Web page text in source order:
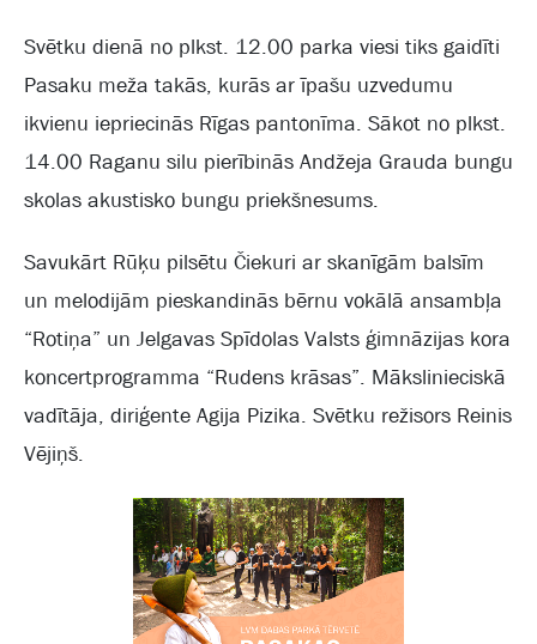
Svētku dienā no plkst. 12.00 parka viesi tiks gaidīti
Pasaku meža takās, kurās ar īpašu uzvedumu
ikvienu iepriecinās Rīgas pantonīma. Sākot no plkst.
14.00 Raganu silu pierībinās Andžeja Grauda bungu
skolas akustisko bungu priekšnesums.
Savukārt Rūķu pilsētu Čiekuri ar skanīgām balsīm
un melodijām pieskandinās bērnu vokālā ansambļa
“Rotiņa” un Jelgavas Spīdolas Valsts ģimnāzijas kora
koncertprogramma “Rudens krāsas”. Mākslinieciskā
vadītāja, diriģente Agija Pizika. Svētku režisors Reinis
Vējiņš.